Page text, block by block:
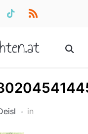
tiktok rss
in